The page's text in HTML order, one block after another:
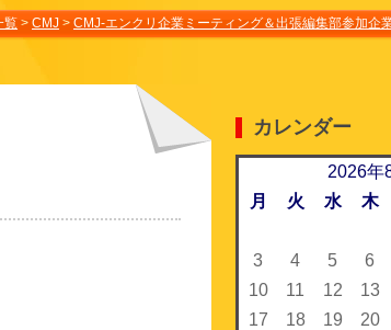
覧 > CMJ > CMJ-エンクリ企業ミーティング＆出張編集部参加企
カレンダー
2026年
月
火 水 木
3
4 5 6
10
11 12 13
17
18 19 20